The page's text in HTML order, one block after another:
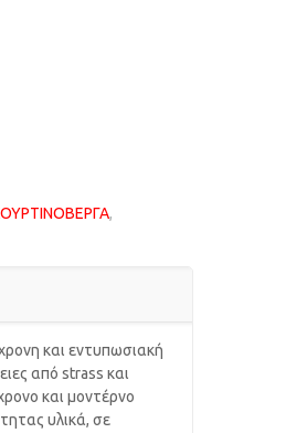
,
και εντυπωσιακή
από strass και
και μοντέρνο
υλικά, σε